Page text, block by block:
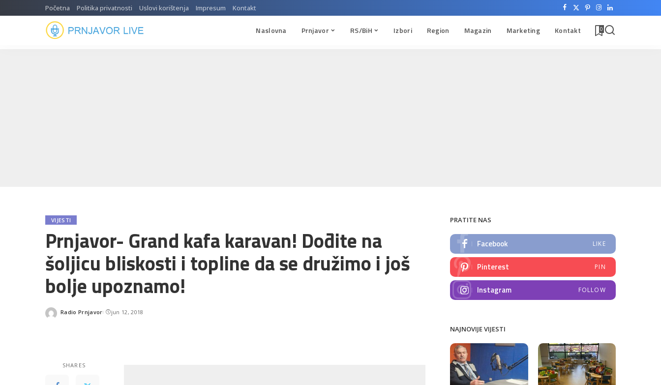
Početna Politika privatnosti Uslovi korištenja Impresum Kontakt
Naslovna Prnjavor RS/BiH Izbori Region Magazin Marketing Kontakt 0
VIJESTI
Prnjavor- Grand kafa karavan! Dođite na
šoljicu bliskosti i topline da se družimo i još
bolje upoznamo!
Posted
Radio Prnjavor jun 12, 2018
SHARES
PRATITE NAS
Facebook LIKE
Pinterest PIN
Instagram FOLLOW
NAJNOVIJE VIJESTI